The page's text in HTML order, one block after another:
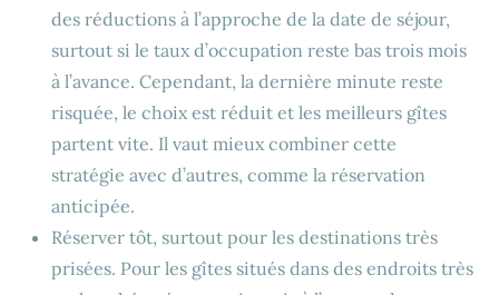
des réductions à l’approche de la date de séjour,
surtout si le taux d’occupation reste bas trois mois
à l’avance. Cependant, la dernière minute reste
risquée, le choix est réduit et les meilleurs gîtes
partent vite. Il vaut mieux combiner cette
stratégie avec d’autres, comme la réservation
anticipée.
Réserver tôt, surtout pour les destinations très
prisées. Pour les gîtes situés dans des endroits très